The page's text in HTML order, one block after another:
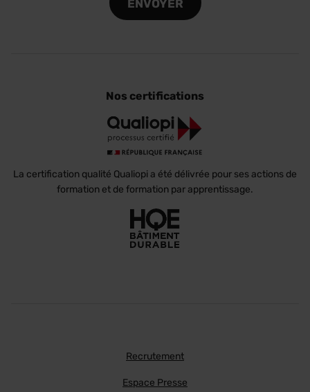
Nos certifications
La certification qualité Qualiopi a été délivrée pour ses actions de
formation et de formation par apprentissage.
Recrutement
Espace Presse